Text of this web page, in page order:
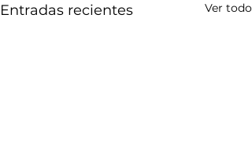
Entradas recientes Ver todo